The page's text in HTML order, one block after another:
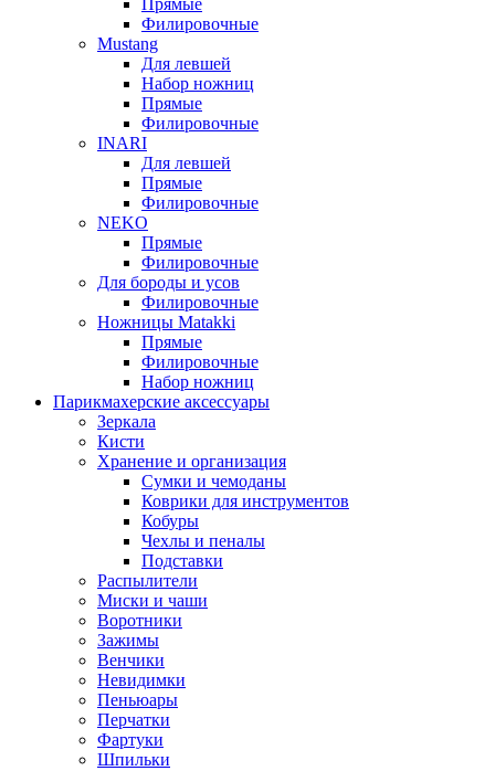
Прямые
Филировочные
Mustang
Для левшей
Набор ножниц
Прямые
Филировочные
INARI
Для левшей
Прямые
Филировочные
NEKO
Прямые
Филировочные
Для бороды и усов
Филировочные
Ножницы Matakki
Прямые
Филировочные
Набор ножниц
Парикмахерские аксессуары
Зеркала
Кисти
Хранение и организация
Сумки и чемоданы
Коврики для инструментов
Кобуры
Чехлы и пеналы
Подставки
Распылители
Миски и чаши
Воротники
Зажимы
Венчики
Невидимки
Пеньюары
Перчатки
Фартуки
Шпильки